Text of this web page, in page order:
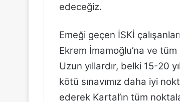
edeceğiz.
Emeği geçen İSKİ
Ekrem İmamoğlu’na ve
Uzun yıllardır, belki 15-20
kötü sınavımız daha iyi
ederek Kartal’ın tüm